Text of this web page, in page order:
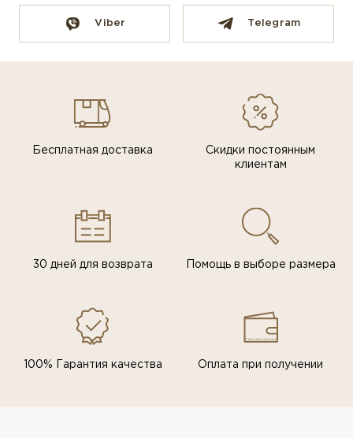
Viber Telegram
Бесплатная доставка
Скидки постоянным
клиентам
30 дней для возврата Помощь в выборе размера
100% Гарантия качества Оплата при получении